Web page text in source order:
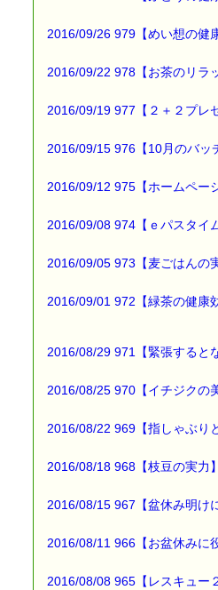
以上、
５月・６月開催の
お知らせでした。
熊本近隣の方で、
トリートメントボトルを 無
→http://
▼災害や事故で傷ついてしま
▼ホームシック、やる気出な
▼ストレスケアに役立つレス
→http://www.pass-
★Facebookにも講座情報が
2016/09/26 979【めい想の健
2016/09/22 978【お茶のリラ
2016/09/19 977【２＋２プレ
2016/09/15 976【10月のバッ
2016/09/12 975【ホームペー
2016/09/08 974【ｅパスタイ
2016/09/05 973【麦ごはんの
2016/09/01 972【緑茶の健康
2016/08/29 971【緊張すると
2016/08/25 970【イチジクの
2016/08/22 969【指しゃぶり
2016/08/18 968【枝豆の実力】
2016/08/15 967【盆休み明け
2016/08/11 966【お盆休みに
2016/08/08 965【レスキュー